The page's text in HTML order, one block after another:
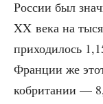
Рос­сии был
XX века на
при­хо­ди­лось
Фран­ции же
ко­бри­та­нии —